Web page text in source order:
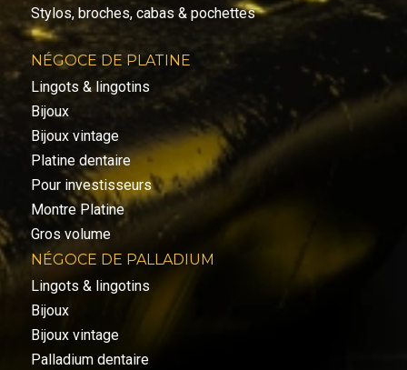
Stylos, broches, cabas & pochettes
NÉGOCE DE PLATINE
Lingots & lingotins
Bijoux
Bijoux vintage
Platine dentaire
Pour investisseurs
Montre Platine
Gros volume
NÉGOCE DE PALLADIUM
Lingots & lingotins
Bijoux
Bijoux vintage
Palladium dentaire